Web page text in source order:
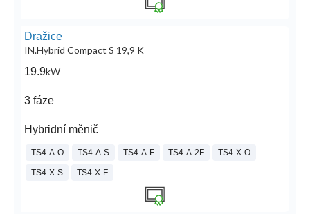
Dražice
IN.Hybrid Compact S 19,9 K
19.9kW
3 fáze
Hybridní měnič
TS4-A-O TS4-A-S TS4-A-F TS4-A-2F TS4-X-O
TS4-X-S TS4-X-F